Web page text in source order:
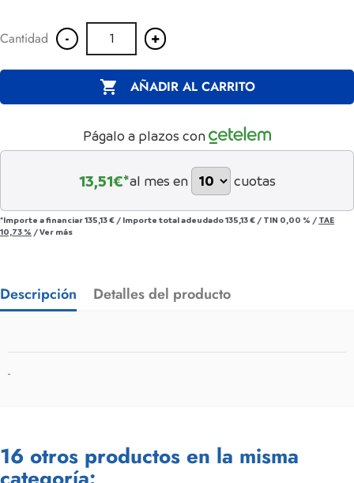
Cantidad - +
 AÑADIR AL CARRITO
Págalo a plazos con
13,51€*al mes en cuotas
*Importe a financiar135,13 € / Importe total adeudado135,13 € / TIN 0,00 % / TAE
10,73 % /Ver más
Descripción Detalles del producto
-
16 otros productos en la misma